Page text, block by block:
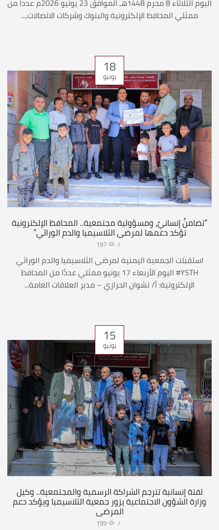
اليوم الثلاثاء 8 محرم 1448هـ الموافق 23 يونيو 2026م عدداً من
ممثلي المحافظ الإلكترونية والبنوك وشركات الاتصالات،...
18
يونيو
“تضامنٌ إنسانيٌ، ومسؤولية مجتمعية.. المحافظ الإلكترونية
تؤكد دعمها لمرضى الثلاسيميا والدم الوراثي”
/
197
استقبلت الجمعية اليمنية لمرضى الثلاسيميا والدم الوراثي
YSTH# اليوم الأربعاء 17 يونيو ممثلي عددًا من المحافظ
الإلكترونية: أ/ نشوان الحرازي – مدير العلاقات العامة...
15
يونيو
​لفتة إنسانية تترجم الشراكة الرسمية والمجتمعية.. وكيل
وزارة الشؤون الاجتماعية يزور جمعية الثلاسيميا ويؤكد دعم
المرضى
/
199